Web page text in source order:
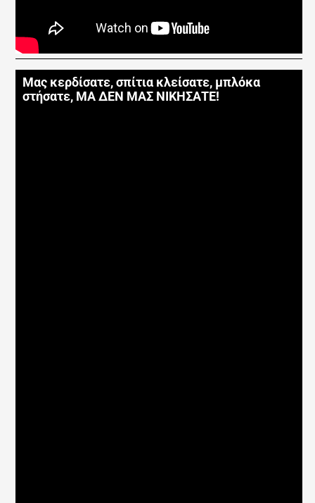
Μας κερδίσατε, σπίτια κλείσατε, μπλόκα
στήσατε, ΜΑ ΔΕΝ ΜΑΣ ΝΙΚΗΣΑΤΕ!